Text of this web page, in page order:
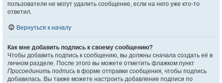
пользователи не могут удалить сообщение, если на него уже кто-то
ответил.
Вернуться к началу
Как мне добавить подпись к своему сообщению?
Чтобы добавить подпись к сообщению, вы должны сначала создать её в
личном разделе. После этого вы можете отметить флажком пункт
Присоединить подпись в форме отправки сообщения, чтобы подпись
добавилась. Вы также можете настроить добавление подписи по